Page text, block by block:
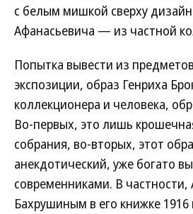
с белым мишкой сверху
Афанасьевича — из частной
Попытка вывести из
экспозиции, образ Генриха
коллекционера и человека,
Во-первых, это лишь
собрания, во-вторых, этот
анекдотический, уже богато
современниками. В частности,
Бахрушиным в его книжке